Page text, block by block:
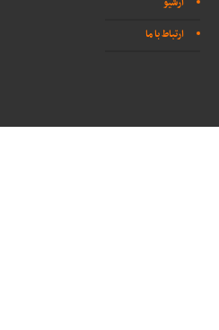
ارتباط با ما